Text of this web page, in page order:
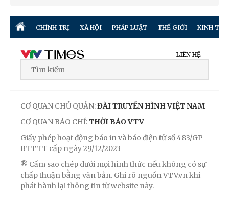
CHÍNH TRỊ XÃ HỘI PHÁP LUẬT THẾ GIỚI KINH TẾ
LIÊN HỆ
CƠ QUAN CHỦ QUẢN:ĐÀI TRUYỀN HÌNH VIỆT NAM
CƠ QUAN BÁO CHÍ:THỜI BÁO VTV
Giấy phép hoạt động báo in và báo điện tử số 483/GP-
BTTTT cấp ngày 29/12/2023
® Cấm sao chép dưới mọi hình thức nếu không có sự
chấp thuận bằng văn bản. Ghi rõ nguồn VTV.vn khi
phát hành lại thông tin từ website này.